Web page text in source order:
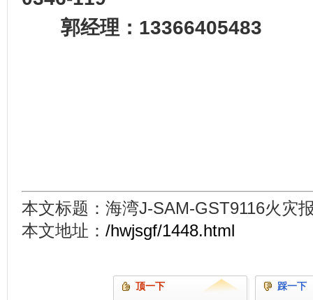
郭经理：13366405483
本文标题：海湾J-SAM-GST9116火灾
本文地址： /hwjsgf/1448.html
顶一下 踩一下